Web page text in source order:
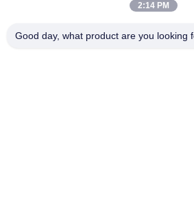
2:14 PM
Good day, what product are you looking